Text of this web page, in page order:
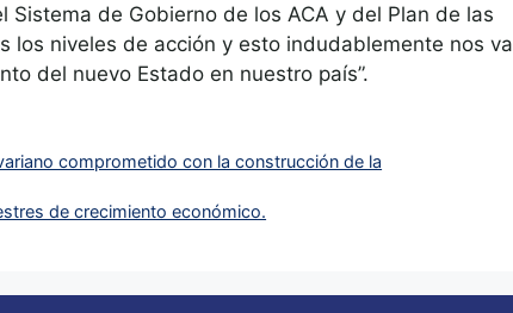
de Gobierno de los ACA y del Plan de las
los niveles de acción y esto indudablemente nos va
del nuevo Estado en nuestro país”.
comprometido con la construcción de la
de crecimiento económico.